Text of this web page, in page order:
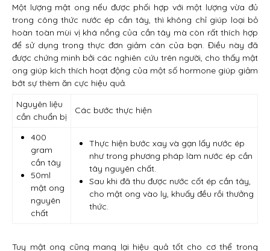
Một lượng mật ong nếu được phối hợp với một lượng vừa đủ
trong công thức nước ép cần tây, thì không chỉ giúp loại bỏ
hoàn toàn mùi vị khá nồng của cần tây mà còn rất thích hợp
để sử dụng trong thực đơn giảm cân của bạn. Điều này đã
được chứng minh bởi các nghiên cứu trên người, cho thấy mật
ong giúp kích thích hoạt động của một số hormone giúp giảm
bớt sự thèm ăn cực hiệu quả.
Nguyên liệu
cần chuẩn bị
Các bước thực hiện
400
gram
cần tây
50ml
mật ong
nguyên
chất
Thực hiện bước xay và gạn lấy nước ép
như trong phương pháp làm nước ép cần
tây nguyên chất.
Sau khi đã thu được nước cốt ép cần tây,
cho mật ong vào ly, khuấy đều rồi thưởng
thức.
Tuy mật ong cũng mang lại hiệu quả tốt cho cơ thể trong